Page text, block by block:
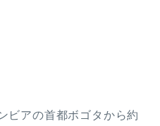
ビアの首都ボゴタから約